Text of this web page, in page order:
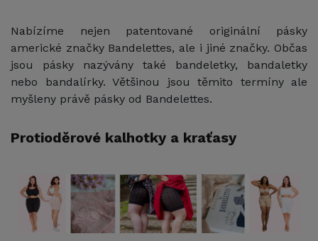
Nabízíme nejen patentované originální pásky
americké značky Bandelettes, ale i jiné značky. Občas
jsou pásky nazývány také bandeletky, bandaletky
nebo bandalírky. Většinou jsou těmito termíny ale
myšleny právě pásky od Bandelettes.
Protioděrové kalhotky a kraťasy